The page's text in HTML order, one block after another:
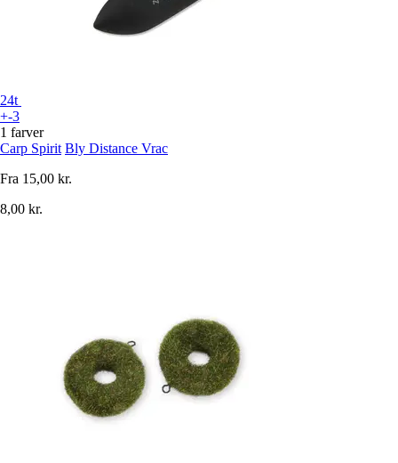
24t
+-3
1 farver
Carp Spirit Bly Distance Vrac
Fra 15,00 kr.
8,00 kr.